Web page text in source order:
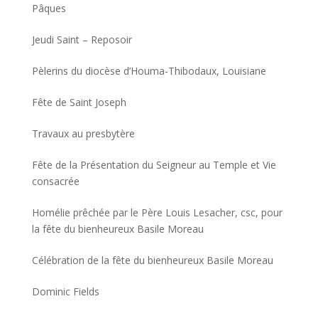
Pâques
Jeudi Saint – Reposoir
Pèlerins du diocèse d’Houma-Thibodaux, Louisiane
Fête de Saint Joseph
Travaux au presbytère
Fête de la Présentation du Seigneur au Temple et Vie
consacrée
Homélie prêchée par le Père Louis Lesacher, csc, pour
la fête du bienheureux Basile Moreau
Célébration de la fête du bienheureux Basile Moreau
Dominic Fields